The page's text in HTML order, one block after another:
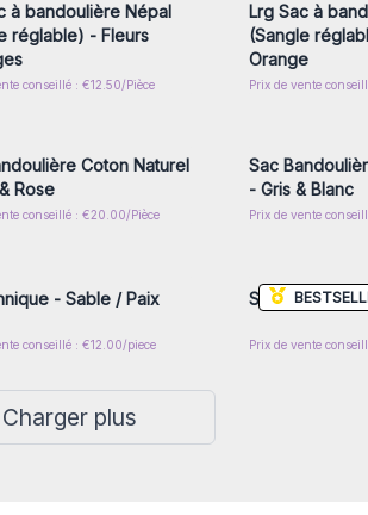
à bandoulière Népal
réglable) - Fleurs
conseillé : €12.50/Pièce
Lrg Sac à
(Sangle
Orange
Prix de vente
vous ou inscrivez-
Coton Naturel
Rose
conseillé : €20.00/Pièce
Connectez-
Sac
- Gris & Blanc
Prix de vente
vous ou inscrivez-
- Sable / Paix
conseillé : €12.00/piece
Connectez-
Sac Ethnique
Prix de vente
Charger plus